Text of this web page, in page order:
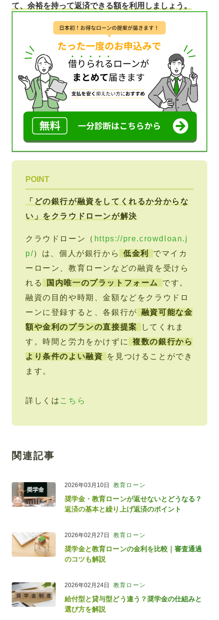
て、余裕を持って返済できる額を利用しましょう。
POINT
「どの銀行が融資をしてくれるか分からな
い」をクラウドローンが解決
クラウドローン（ https://pre.crowdloan.j
p/）は、個人が銀行から 低金利
でマイカ
ーローン、教育ローンなどの融資を受けら
れる
国内唯一のプラットフォーム
です。
融資の目的や時期、金額などをクラウドロ
ーンに登録すると、各銀行が 融資可能な金
額や金利のプランの直接提案
してくれま
す。時間と労力をかけずに
複数の銀行から
より条件のよい融資
を見つけることができ
ます。
詳しくは こちら
関連記事
2026年03月10日 教育ローン
奨学金・教育ローンが返せないとどうなる？
返済の基本と繰り上げ返済のポイント
2026年02月27日 教育ローン
奨学金と教育ローンの金利を比較｜審査通過
のコツも解説
2026年02月24日 教育ローン
給付型と貸与型どう違う？奨学金の仕組みと
選び方を解説